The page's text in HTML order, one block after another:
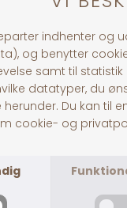
Hundeis Lollipop Refill